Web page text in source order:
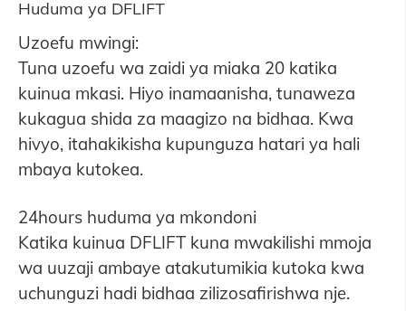
Huduma ya DFLIFT
Uzoefu mwingi:
Tuna uzoefu wa zaidi ya miaka 20 katika
kuinua mkasi. Hiyo inamaanisha, tunaweza
kukagua shida za maagizo na bidhaa. Kwa
hivyo, itahakikisha kupunguza hatari ya hali
mbaya kutokea.
24hours huduma ya mkondoni
Katika kuinua DFLIFT kuna mwakilishi mmoja
wa uuzaji ambaye atakutumikia kutoka kwa
uchunguzi hadi bidhaa zilizosafirishwa nje.